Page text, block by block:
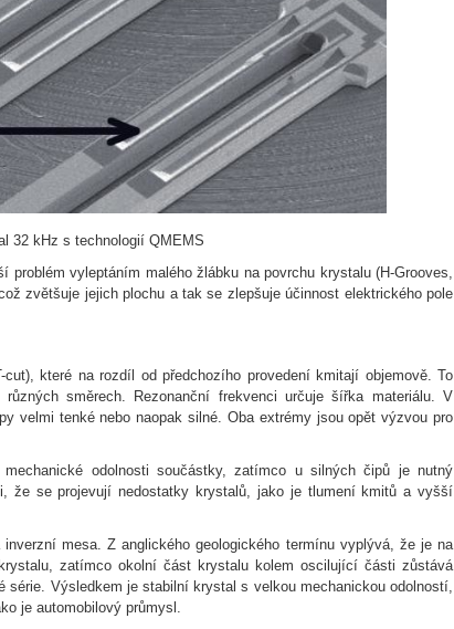
32 kHz s technologií QMEMS
vyleptáním malého žlábku na povrchu krystalu (H-Grooves,
zvětšuje jejich plochu a tak se zlepšuje účinnost elektrického pole
které na rozdíl od předchozího provedení kmitají objemově. To
směrech. Rezonanční frekvenci určuje šířka materiálu. V
velmi tenké nebo naopak silné. Oba extrémy jsou opět výzvou pro
odolnosti součástky, zatímco u silných čipů je nutný
že se projevují nedostatky krystalů, jako je tlumení kmitů a vyšší
mesa. Z anglického geologického termínu vyplývá, že je na
zatímco okolní část krystalu kolem oscilující části zůstává
Výsledkem je stabilní krystal s velkou mechanickou odolností,
je automobilový průmysl.